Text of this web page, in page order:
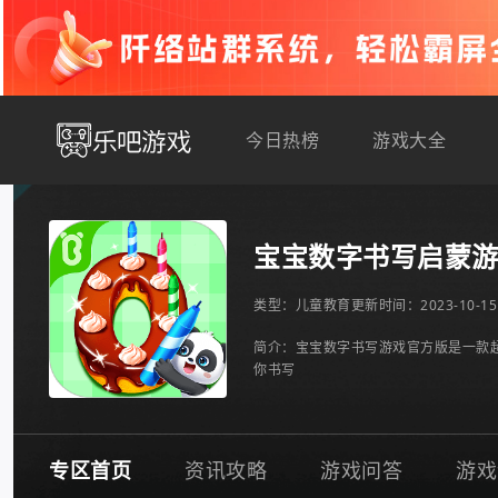
今日热榜 游戏大全
宝宝数字书写启蒙
类型： 儿童教育更新时间：2023-10-
简介：宝宝数字书写游戏官方版是一
你书写
专区首页 资讯攻略 游戏问答 游